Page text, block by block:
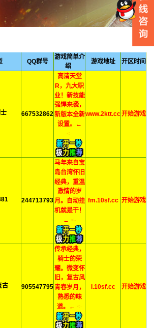
QQ群号
游戏简单介
绍
游戏地址 开区时间
667532862
高清天堂
R，九大职
业！新技能
强悍来袭，
新版本全新
设置。←
<-
www.2ktt.cc开始游戏
244713793
马年来自宝
岛台湾怀旧
经典，重温
激情的岁
月。自动挂
机就是干！
← <-
fm.10sf.cc 开始游戏
古 905547795
传承经典，
骑士的荣
耀。微变怀
旧，复古风
青春岁月，
熟悉的味
道。← <-
l.10sf.cc 开始游戏